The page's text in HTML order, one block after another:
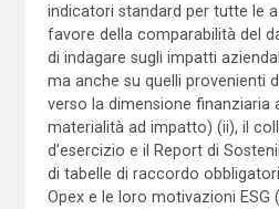
indicatori standard per tutte le
favore della comparabilità del
di indagare sugli impatti
ma anche su quelli provenienti
verso la dimensione finanziaria
materialità ad impatto) (ii), il
d’esercizio e il Report di
di tabelle di raccordo
Opex e le loro motivazioni ESG